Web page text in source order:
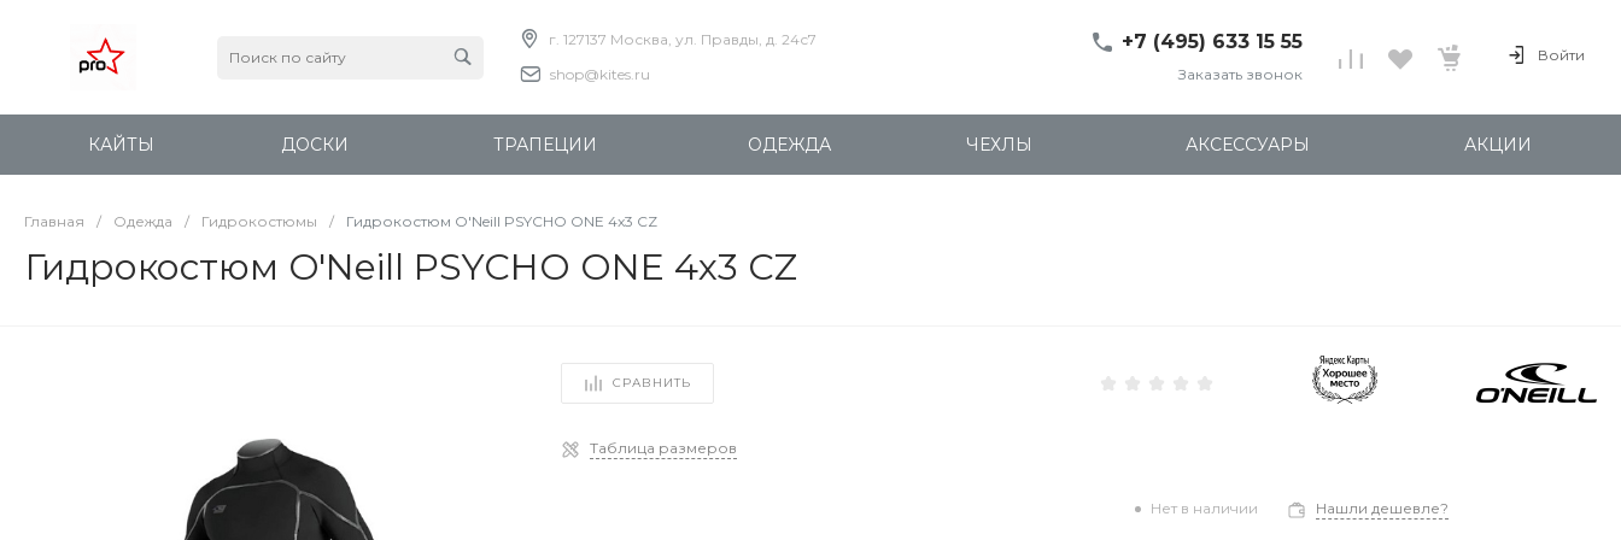
г. 127137 Москва, ул. Правды, д. 24с7
shop@kites.ru
+7 (495) 633 15 55
Правды, д. 24с7
Пн-Пт: 11:00-20:00
Заказать звонок
Войти
КАЙТЫ ДОСКИ ТРАПЕЦИИ ОДЕЖДА ЧЕХЛЫ АКСЕССУАРЫ АКЦИИ
Главная / Одежда / Гидрокостюмы / Гидрокостюм O'Neill PSYCHO ONE 4x3 CZ
Гидрокостюм O'Neill PSYCHO ONE 4x3 CZ
СРАВНИТЬ
Таблица размеров
Нет в наличии Нашли дешевле?